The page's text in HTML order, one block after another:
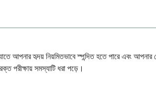
আপনার হৃদয় নিয়মিতভাবে স্পন্দিত হতে পারে এবং
​​পরীক্ষায় সমস্যাটি ধরা পড়ে।